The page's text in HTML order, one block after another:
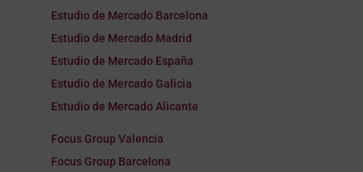
Estudio de Mercado Barcelona
Estudio de Mercado Madrid
Estudio de Mercado España
Estudio de Mercado Galicia
Estudio de Mercado Alicante
Focus Group Valencia
Focus Group Barcelona